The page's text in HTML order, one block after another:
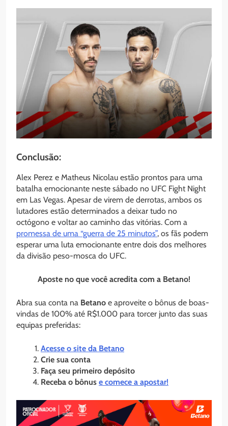
Conclusão:
Alex Perez e Matheus Nicolau estão prontos para uma
batalha emocionante neste sábado no UFC Fight Night
em Las Vegas. Apesar de virem de derrotas, ambos os
lutadores estão determinados a deixar tudo no
octógono e voltar ao caminho das vitórias. Com a
promessa de uma “guerra de 25 minutos”, os fãs podem
esperar uma luta emocionante entre dois dos melhores
da divisão peso-mosca do UFC.
Aposte no que você acredita com a Betano!
Abra sua conta na Betano e aproveite o bônus de boas-
vindas de 100% até R$1.000 para torcer junto das suas
equipas preferidas:
Acesse o site da Betano
Crie sua conta
Faça seu primeiro depósito
Receba o bônus e comece a apostar!